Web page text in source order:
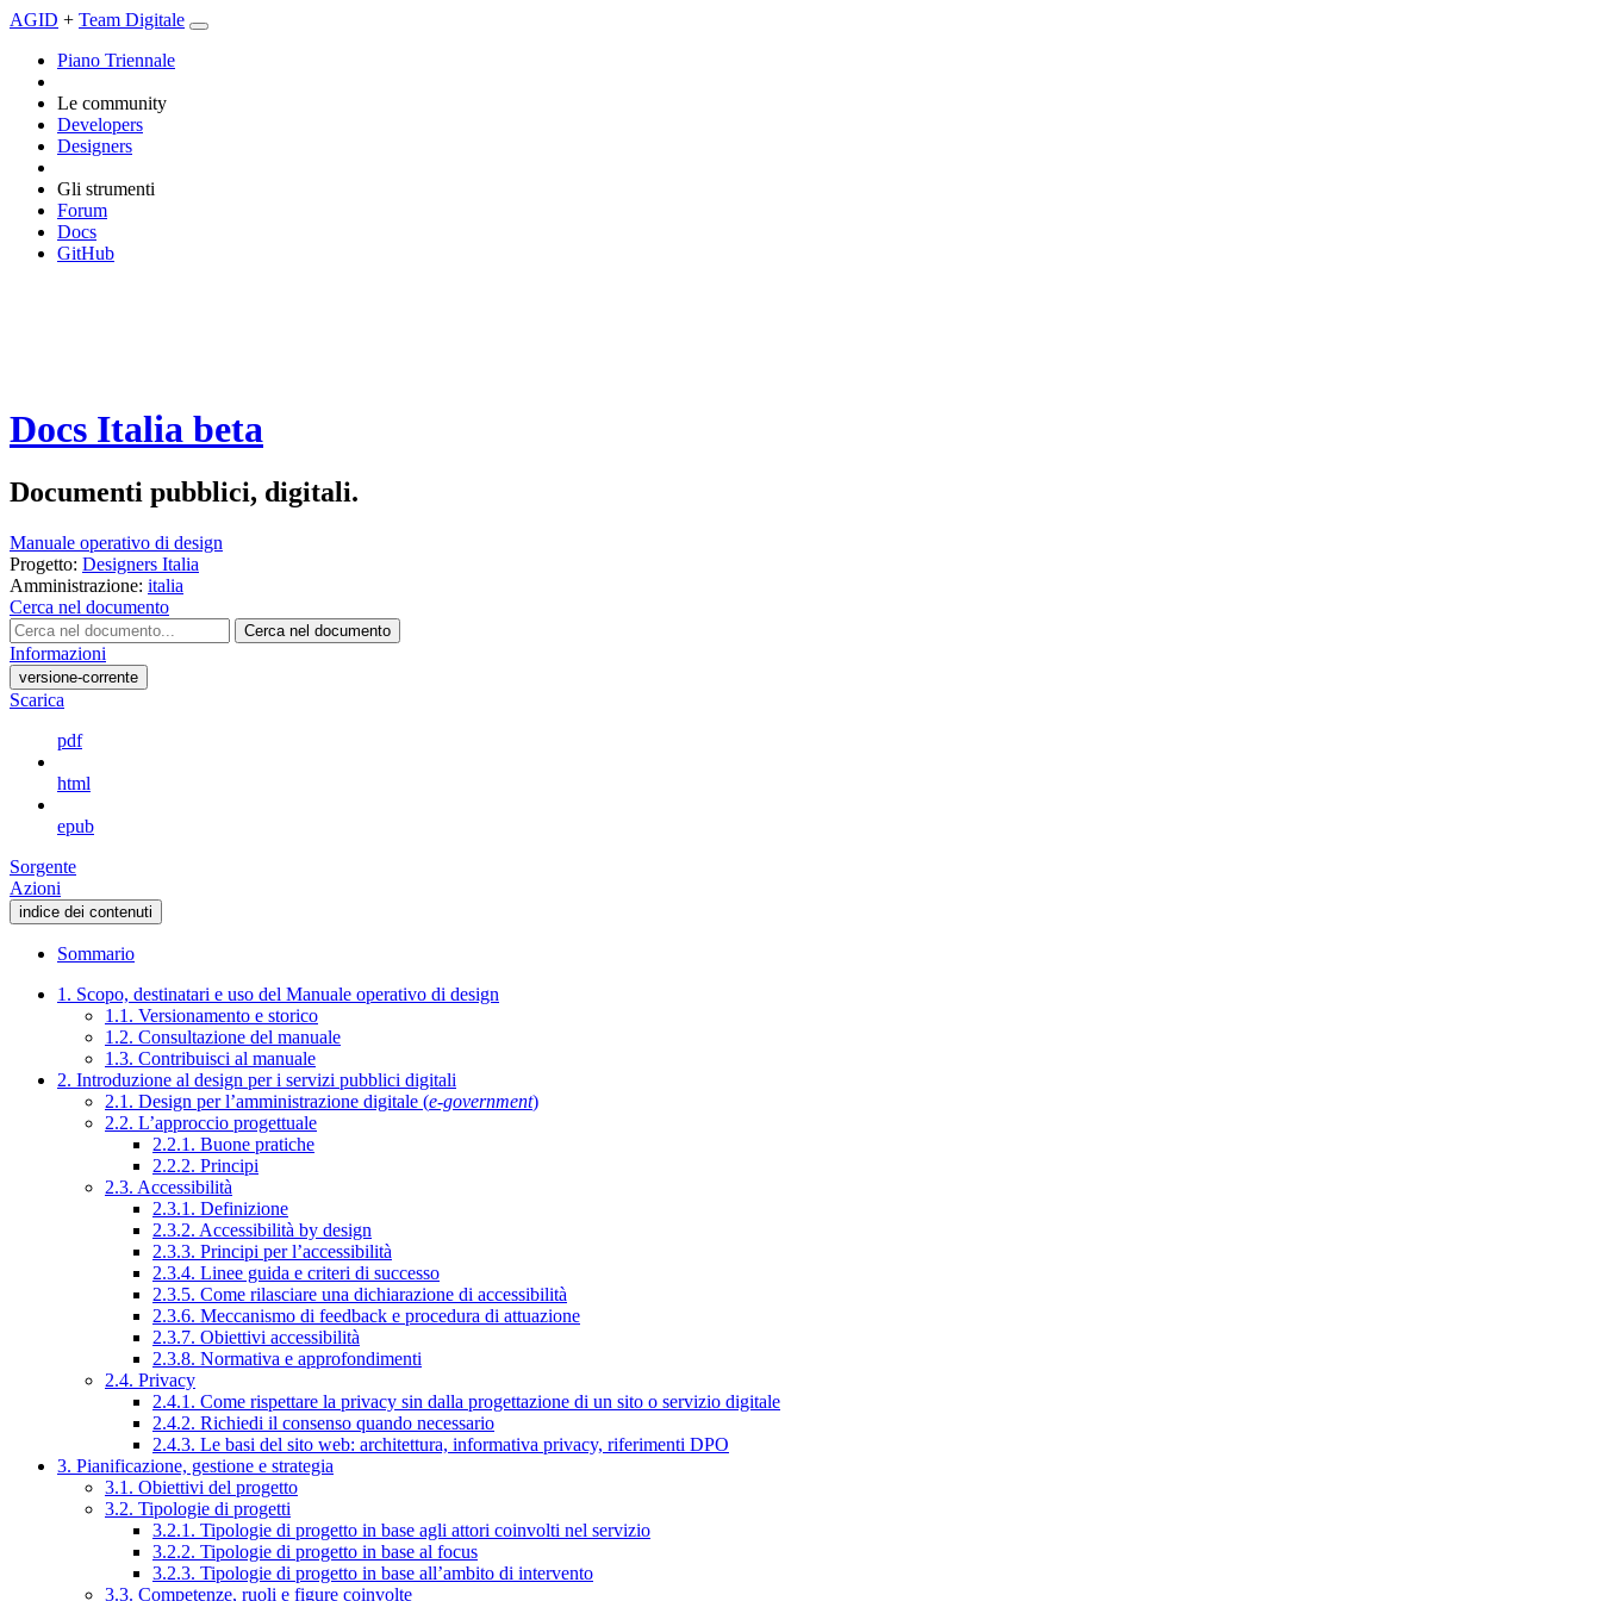
AGID + Team Digitale
Piano Triennale
Le community
Developers
Designers
Gli strumenti
Forum
Docs
GitHub
Docs Italia beta
Documenti pubblici, digitali.
Manuale operativo di design
Progetto: Designers Italia
Amministrazione: italia
Cerca nel documento
Cerca nel documento
Informazioni
versione-corrente
Scarica
pdf
html
epub
Sorgente
Azioni
indice dei contenuti
Sommario
1. Scopo, destinatari e uso del Manuale operativo di design
1.1. Versionamento e storico
1.2. Consultazione del manuale
1.3. Contribuisci al manuale
2. Introduzione al design per i servizi pubblici digitali
2.1. Design per l’amministrazione digitale (e-government)
2.2. L’approccio progettuale
2.2.1. Buone pratiche
2.2.2. Principi
2.3. Accessibilità
2.3.1. Definizione
2.3.2. Accessibilità by design
2.3.3. Principi per l’accessibilità
2.3.4. Linee guida e criteri di successo
2.3.5. Come rilasciare una dichiarazione di accessibilità
2.3.6. Meccanismo di feedback e procedura di attuazione
2.3.7. Obiettivi accessibilità
2.3.8. Normativa e approfondimenti
2.4. Privacy
2.4.1. Come rispettare la privacy sin dalla progettazione di un sito o servizio digitale
2.4.2. Richiedi il consenso quando necessario
2.4.3. Le basi del sito web: architettura, informativa privacy, riferimenti DPO
3. Pianificazione, gestione e strategia
3.1. Obiettivi del progetto
3.2. Tipologie di progetti
3.2.1. Tipologie di progetto in base agli attori coinvolti nel servizio
3.2.2. Tipologie di progetto in base al focus
3.2.3. Tipologie di progetto in base all’ambito di intervento
3.3. Competenze, ruoli e figure coinvolte